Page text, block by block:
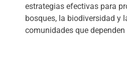
estrategias efectivas para
bosques, la biodiversidad y
comunidades que dependen